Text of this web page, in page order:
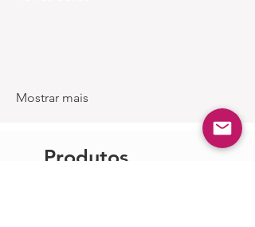
Mostrar mais
Produtos